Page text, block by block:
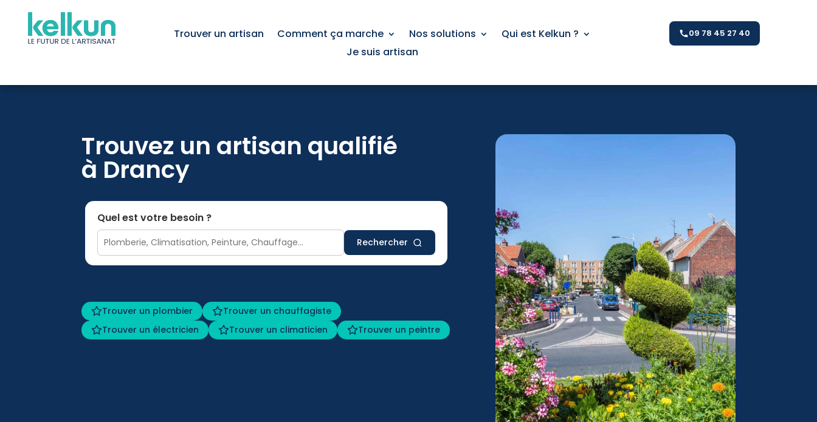
Trouver un artisan Comment ça marche Nos solutions
Qui est Kelkun ?
Je suis artisan
09 78 45 27 40
Trouvez un artisan qualifié
à Drancy
Quel est votre besoin ?
Rechercher
Trouver un plombier
Trouver un chauffagiste
Trouver un électricien
Trouver un climaticien Trouver un peintre